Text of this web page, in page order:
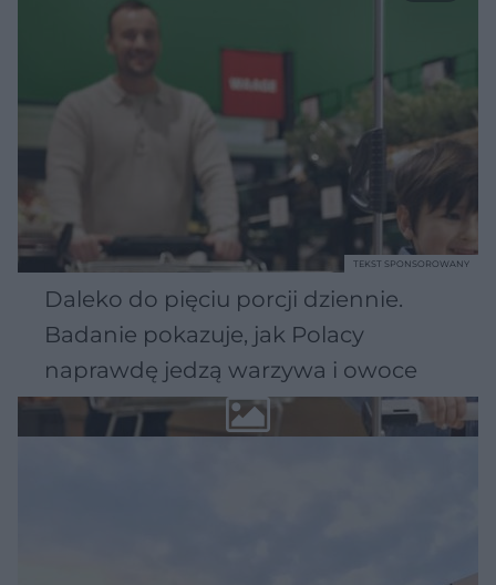
Daleko do pięciu porcji dziennie.
Badanie pokazuje, jak Polacy
naprawdę jedzą warzywa i owoce
TEKST SPONSOROWANY